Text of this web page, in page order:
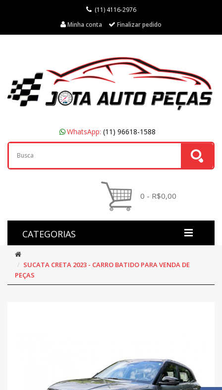
(11) 4116-2976
Minha conta
Finalizar pedido
WhatsApp: (11) 96618-1588
0 - R$0,00
CATEGORIAS
SUCATA CRETA 2023 - CARRO BATIDO PARA VENDA DE
PEÇAS